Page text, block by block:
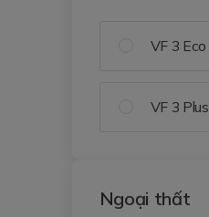
VF 3 Eco
VF 3 Plus
Ngoại thất